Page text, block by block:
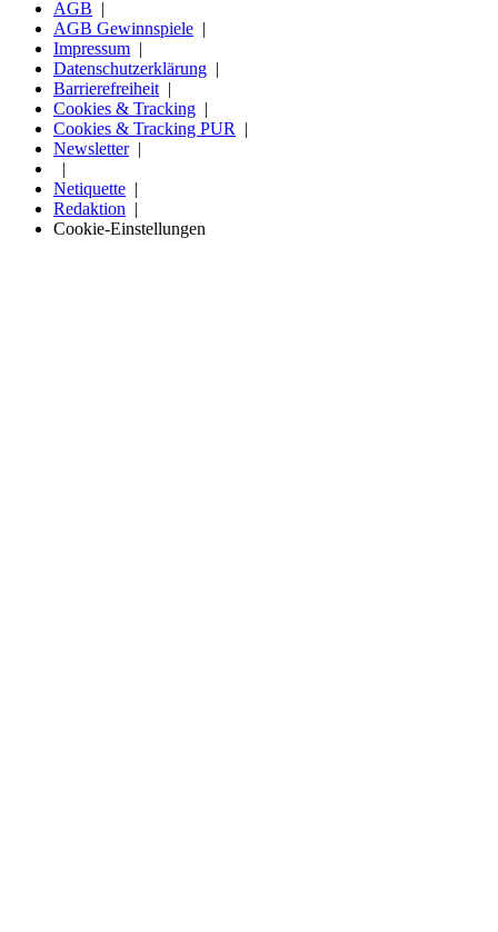
AGB
AGB Gewinnspiele
Impressum
Datenschutzerklärung
Barrierefreiheit
Cookies & Tracking
Cookies & Tracking PUR
Newsletter
Netiquette
Redaktion
Cookie-Einstellungen